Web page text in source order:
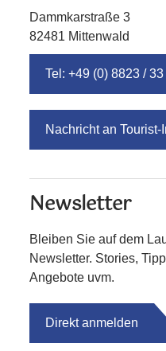
Dammkarstraße 3
82481 Mittenwald
Tel: +49 (0) 8823 /
Nachricht an Tourist-
Newsletter
Bleiben Sie auf dem
Newsletter. Stories,
Angebote uvm.
Direkt anmelden